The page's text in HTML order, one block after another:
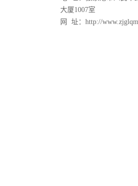
大厦1007室
网 址：http://